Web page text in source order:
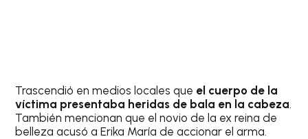
Trascendió en medios locales que el cuerpo de la
víctima presentaba heridas de bala en la cabeza.
También mencionan que el novio de la ex reina de
belleza acusó a Erika María de accionar el arma.